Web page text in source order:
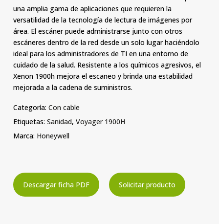
una amplia gama de aplicaciones que requieren la
versatilidad de la tecnología de lectura de imágenes por
área. El escáner puede administrarse junto con otros
escáneres dentro de la red desde un solo lugar haciéndolo
ideal para los administradores de TI en una entorno de
cuidado de la salud. Resistente a los químicos agresivos, el
Xenon 1900h mejora el escaneo y brinda una estabilidad
mejorada a la cadena de suministros.
Categoría: Con cable
Etiquetas: Sanidad, Voyager 1900H
Marca: Honeywell
Descargar ficha PDF Solicitar producto